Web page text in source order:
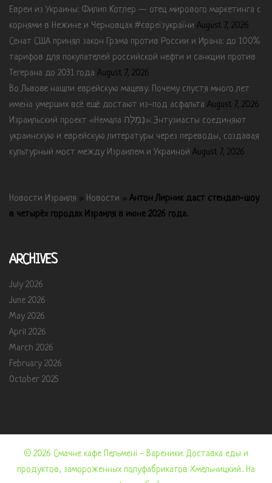
Евреи из Украины: Филип Котлер — отец мирового маркетинга с
корнями в Нежине и Черновцах #євреїзукраїни August 7, 2026
Сенат США принял закон Грэма против России и Ирана: до 100%
тарифов для покупателей российской нефти и санкции против
Тегерана до 2031 года August 7, 2026
Во Львове нашли еврейскую мацеву. Почему спустя много лет
имена умерших всё ещё достают из-под асфальта August 7, 2026
Израильский проект «Немала נְמָלָה»: Энтузиасты соединяют
украинскую и еврейскую литературы через переводы, создавая
культурный мост между Израилем и Украиной August 7, 2026
Новости Израиля » Новости » Антон Лирник даст стендап-шоу
в четырёх городах Израиля в июне 2026 года.
ARCHIVES
July 2026
June 2026
May 2026
April 2026
March 2026
February 2026
October 2025
© 2026 Смачне кафе Пельмені - Вареники. Доставка еды и
продуктов, замороженных полуфабрикатов Хмельницкий.. На